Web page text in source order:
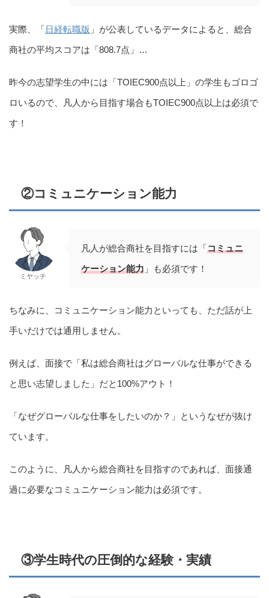
実際、「日経転職版 」が公表しているデータによると、総合
商社の平均スコアは「808.7点」…
昨今の志望学生の中には「TOIEC900点以上」の学生もゴロゴ
ロいるので、凡人から目指す場合もTOIEC900点以上は必須で
す！
②コミュニケーション能力
ミヤッチ
凡人が総合商社を目指すには「コミュニ
ケーション能力 」も必須です！
ちなみに、コミュニケーション能力といっても、ただ話が上
手いだけでは通用しません。
例えば、面接で「私は総合商社はグローバルな仕事ができる
と思い志望しました」だと100%アウト！
「なぜグローバルな仕事をしたいのか？」というなぜが抜け
ています。
このように、凡人から総合商社を目指すのであれば、面接通
過に必要なコミュニケーション能力は必須です。
③学生時代の圧倒的な経験・実績